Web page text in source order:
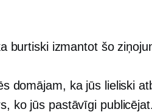
burtiski izmantot šo
domājam, ka jūs lieliski
ko jūs pastāvīgi